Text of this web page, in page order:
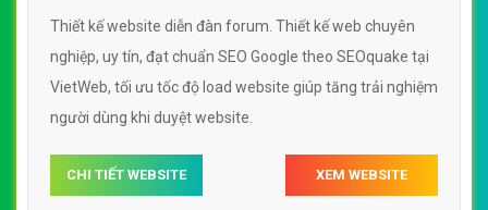
Thiết kế website diễn đàn forum. Thiết kế web chuyên
nghiệp, uy tín, đạt chuẩn SEO Google theo SEOquake tại
VietWeb, tối ưu tốc độ load website giúp tăng trải nghiệm
người dùng khi duyệt website.
CHI TIẾT WEBSITE XEM WEBSITE